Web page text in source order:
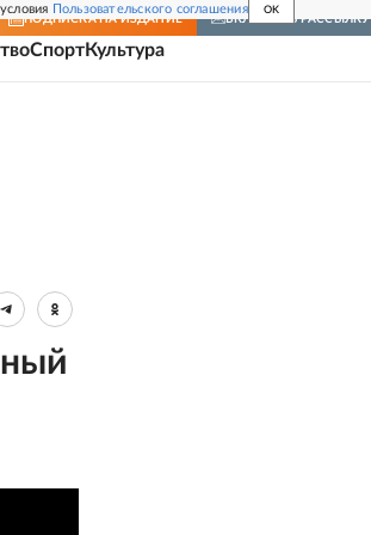
Пользовательского соглашения OK
ПОДПИСКА НА ИЗДАНИЕ ВКЛЮЧИТЬ РАССЫЛКУ
СпортКультура